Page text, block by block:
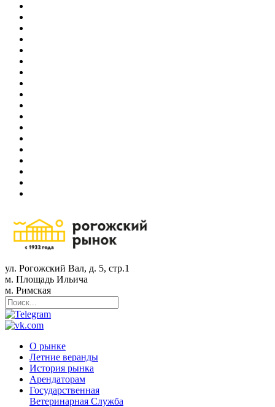
ул. Рогожский Вал, д. 5, стр.1
м. Площадь Ильича
м. Римская
О рынке
Летние веранды
История рынка
Арендаторам
Государственная
Ветеринарная Служба